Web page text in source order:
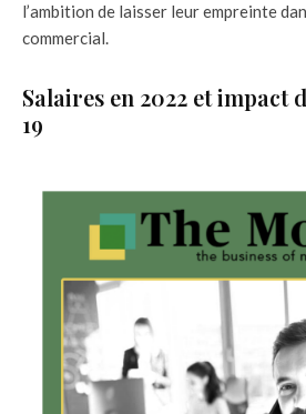
l’ambition de laisser leur empreinte
commercial.
Salaires en 2022 et impact
19